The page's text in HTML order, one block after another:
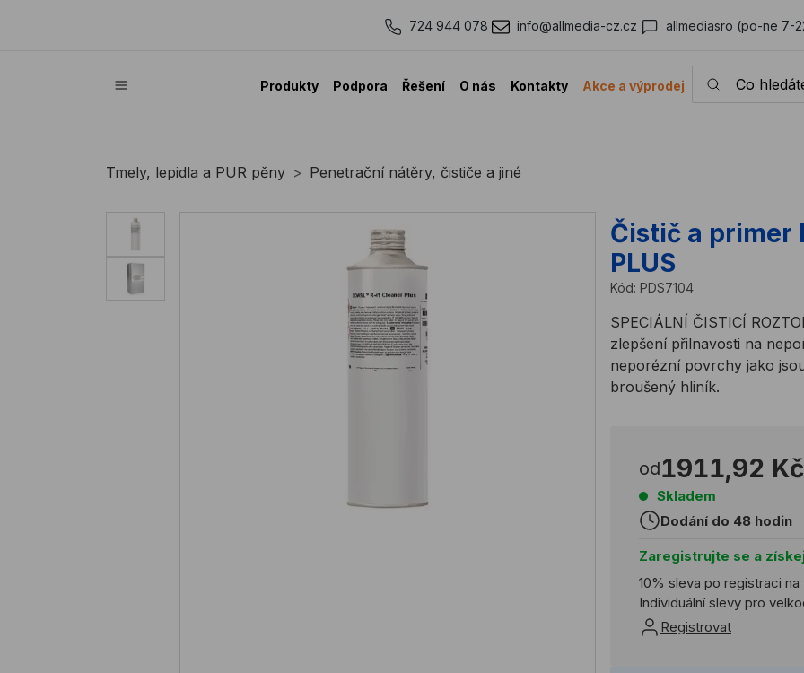
724 944 078 info@allmedia-cz.cz allmediasro (po-ne 7-
Produkty Podpora Řešení O nás Kontakty Akce a výprodej
Co hledáte?
Tmely, lepidla a PUR pěny Penetrační nátěry, čističe a jiné
Čistič a primer
PLUS
Kód: PDS7104
SPECIÁLNÍ ČISTICÍ
zlepšení přilnavosti na
neporézní povrchy jako
broušený hliník.
od1911,92 Kč
Skladem
Dodání do 48 hodin
Zaregistrujte se a
10% sleva po registraci
Individuální slevy pro
Registrovat